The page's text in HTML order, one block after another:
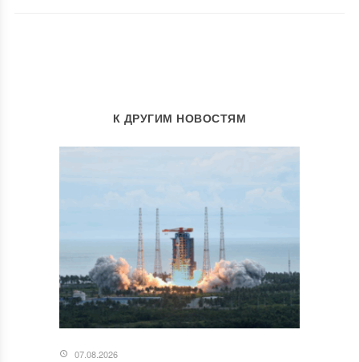
К ДРУГИМ НОВОСТЯМ
07.08.2026